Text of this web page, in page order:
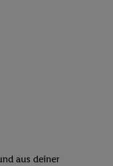
aus deiner